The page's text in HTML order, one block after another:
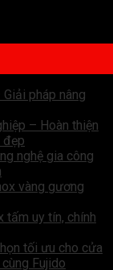
pháp nâng
– Hoàn thiện
đẹp
nghệ gia công
vàng gương
tấm uy tín, chính
tối ưu cho cửa
Fujido